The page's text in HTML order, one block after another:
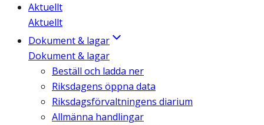
Aktuellt
Aktuellt
Dokument & lagar
Dokument & lagar
Beställ och ladda ner
Riksdagens öppna data
Riksdagsförvaltningens diarium
Allmänna handlingar